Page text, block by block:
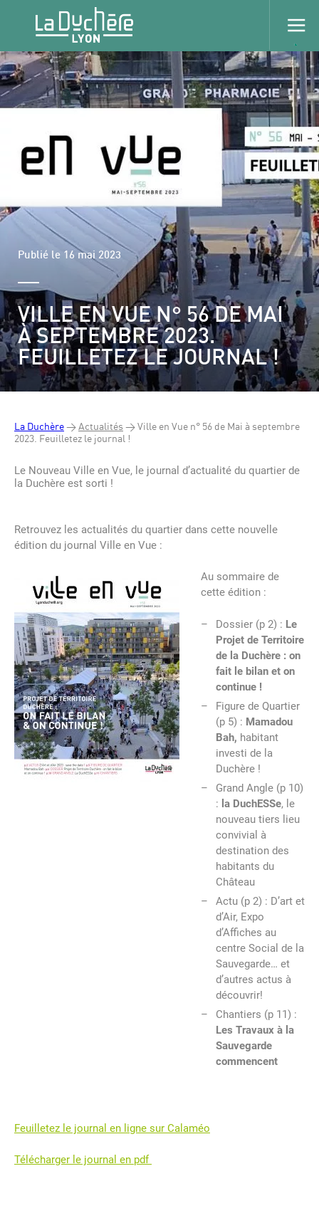
Publié le 16 mai 2023
VILLE EN VUE N° 56 DE MAI
À SEPTEMBRE 2023.
FEUILLETEZ LE JOURNAL !
La Duchère>Actualités >Ville en Vue n° 56 de Mai à septembre
2023. Feuilletez le journal !
Le Nouveau Ville en Vue, le journal d’actualité du quartier de
la Duchère est sorti !
Retrouvez les actualités du quartier dans cette nouvelle
édition du journal Ville en Vue :
Au sommaire de
cette édition :
Dossier (p 2) : Le
Projet de Territoire
de la Duchère : on
fait le bilan et on
continue !
Figure de Quartier
(p 5) : Mamadou
Bah, habitant
investi de la
Duchère !
Grand Angle (p 10)
: la DuchESSe, le
nouveau tiers lieu
convivial à
destination des
habitants du
Château
Actu (p 2) : D’art et
d’Air, Expo
d’Affiches au
centre Social de la
Sauvegarde… et
d’autres actus à
découvrir!
Chantiers (p 11) :
Les Travaux à la
Sauvegarde
commencent
Feuilletez le journal en ligne sur Calaméo
Télécharger le journal en pdf